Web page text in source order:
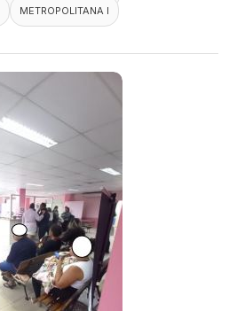
METROPOLITANA I